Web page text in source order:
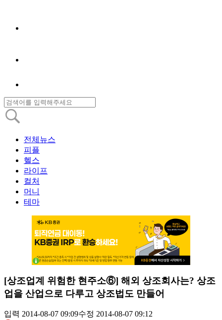
전체뉴스
피플
헬스
라이프
컬처
머니
테마
[상조업계 위험한 현주소⑥] 해외 상조회사는? 상조
업을 산업으로 다루고 상조법도 만들어
입력 2014-08-07 09:09수정 2014-08-07 09:12